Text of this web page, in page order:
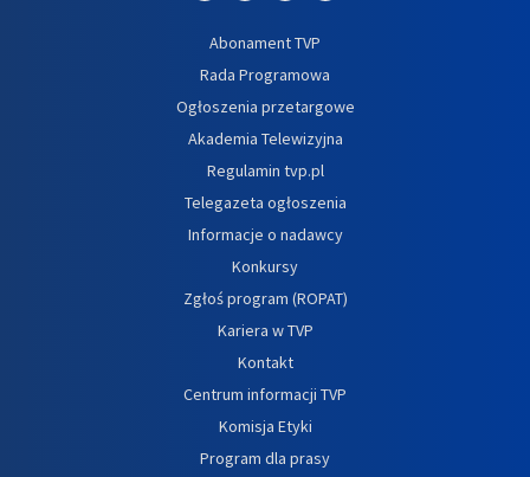
Abonament TVP
Rada Programowa
Ogłoszenia przetargowe
Akademia Telewizyjna
Regulamin tvp.pl
Telegazeta ogłoszenia
Informacje o nadawcy
Konkursy
Zgłoś program (ROPAT)
Kariera w TVP
Kontakt
Centrum informacji TVP
Komisja Etyki
Program dla prasy